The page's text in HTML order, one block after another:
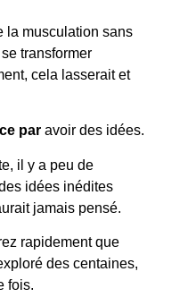
la musculation sans
transformer
cela lasserait et
paravoir des idées.
il y a peu de
idées inédites
jamais pensé.
rapidement que
des centaines,
fois.